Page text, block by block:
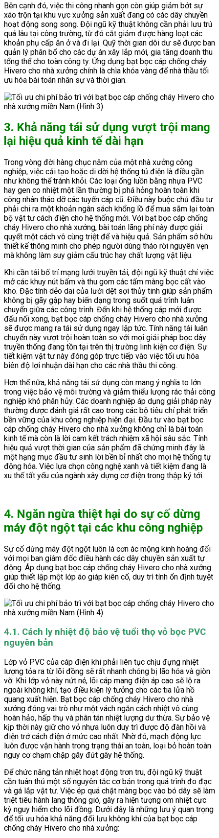
Bên cạnh đó, việc thi công nhanh gọn còn giúp giảm bớt sự
xáo trộn tại khu vực xưởng sản xuất đang có các dây chuyền
hoạt động song song. Đội ngũ kỹ thuật không cần phải lưu trú
quá lâu tại công trường, từ đó cắt giảm được hàng loạt các
khoản phụ cấp ăn ở và đi lại. Quỹ thời gian dôi dư sẽ được ban
quản lý phân bổ cho các dự án xây lắp mới, gia tăng doanh thu
tổng thể cho toàn công ty. Ứng dụng bạt bọc cáp chống cháy
Hivero cho nhà xưởng chính là chìa khóa vàng để nhà thầu tối
ưu hóa bài toán nhân sự và thời gian.
3. Khả năng tái sử dụng vượt trội mang
lại hiệu quả kinh tế dài hạn
Trong vòng đời hàng chục năm của một nhà xưởng công
nghiệp, việc cải tạo hoặc di dời hệ thống tủ điện là điều gần
như không thể tránh khỏi. Các loại ống luồn bằng nhựa PVC
hay gen co nhiệt một lần thường bị phá hỏng hoàn toàn khi
công nhân tháo dỡ các tuyến cáp cũ. Điều này buộc chủ đầu tư
phải chi ra một khoản ngân sách khổng lồ để mua sắm lại toàn
bộ vật tư cách điện cho hệ thống mới. Với bạt bọc cáp chống
cháy Hivero cho nhà xưởng, bài toán lãng phí này được giải
quyết một cách vô cùng triệt để và hiệu quả. Sản phẩm sở hữu
thiết kế thông minh cho phép người dùng tháo rời nguyên vẹn
mà không làm suy giảm cấu trúc hay chất lượng vật liệu.
Khi cần tái bố trí mạng lưới truyền tải, đội ngũ kỹ thuật chỉ việc
mở các khuy nút bấm và thu gom các tấm màng bọc cất vào
kho. Đặc tính dẻo dai của lưới dệt sợi thủy tinh giúp sản phẩm
không bị gãy gập hay biến dạng trong suốt quá trình luân
chuyển giữa các công trình. Đến khi hệ thống cáp mới được
đấu nối xong, bạt bọc cáp chống cháy Hivero cho nhà xưởng
sẽ được mang ra tái sử dụng ngay lập tức. Tính năng tái luân
chuyển này vượt trội hoàn toàn so với mọi giải pháp bọc dây
truyền thống đang tồn tại trên thị trường linh kiện cơ điện. Sự
tiết kiệm vật tư này đóng góp trực tiếp vào việc tối ưu hóa
biên độ lợi nhuận dài hạn cho các nhà thầu thi công.
Hơn thế nữa, khả năng tái sử dụng còn mang ý nghĩa to lớn
trong việc bảo vệ môi trường và giảm thiểu lượng rác thải công
nghiệp khó phân hủy. Các doanh nghiệp áp dụng giải pháp này
thường được đánh giá rất cao trong các bộ tiêu chí phát triển
bền vững của khu công nghiệp hiện đại. Đầu tư vào bạt bọc
cáp chống cháy Hivero cho nhà xưởng không chỉ là bài toán
kinh tế mà còn là lời cam kết trách nhiệm xã hội sâu sắc. Tính
hiệu quả vượt thời gian của sản phẩm đã chứng minh đây là
một hạng mục đầu tư sinh lời bền bỉ nhất cho mọi hệ thống tự
động hóa. Việc lựa chọn công nghệ xanh và tiết kiệm đang là
xu thế tất yếu của ngành xây dựng cơ điện trong thập kỷ tới.
4. Ngăn ngừa thiệt hại do sự cố dừng
máy đột ngột tại các khu công nghiệp
Sự cố dừng máy đột ngột luôn là cơn ác mộng kinh hoàng đối
với mọi ban giám đốc điều hành các dây chuyền sản xuất tự
động. Áp dụng bạt bọc cáp chống cháy Hivero cho nhà xưởng
giúp thiết lập một lớp áo giáp kiên cố, duy trì tính ổn định tuyệt
đối cho hệ thống.
4.1. Cách ly nhiệt độ bảo vệ tuổi thọ vỏ bọc PVC
nguyên bản
Lớp vỏ PVC của cáp điện khi phải liên tục chịu đựng nhiệt
lượng tỏa ra từ lõi đồng sẽ rất nhanh chóng bị lão hóa và giòn
vỡ. Khi lớp vỏ này nứt nẻ, lõi cáp mang điện áp cao sẽ lộ ra
ngoài không khí, tạo điều kiện lý tưởng cho các tia lửa hồ
quang xuất hiện. Bạt bọc cáp chống cháy Hivero cho nhà
xưởng đóng vai trò như một vách ngăn cách nhiệt vô cùng
hoàn hảo, hấp thụ và phân tán nhiệt lượng dư thừa. Sự bảo vệ
kịp thời này giữ cho vỏ nhựa luôn duy trì được độ đàn hồi và
điện trở cách điện ở mức cao nhất. Nhờ đó, mạch động lực
luôn được vận hành trong trạng thái an toàn, loại bỏ hoàn toàn
nguy cơ chạm chập gây đứt gãy hệ thống.
Để chức năng tản nhiệt hoạt động trơn tru, đội ngũ kỹ thuật
cần tuân thủ một số nguyên tắc cơ bản trong quá trình đo đạc
và gá lắp vật tư. Việc ép quá chặt màng bọc vào bó dây sẽ làm
triệt tiêu hành lang thông gió, gây ra hiện tượng om nhiệt cực
kỳ nguy hiểm cho lõi đồng. Dưới đây là những lưu ý quan trọng
để tối ưu hóa khả năng đối lưu không khí của bạt bọc cáp
chống cháy Hivero cho nhà xưởng: